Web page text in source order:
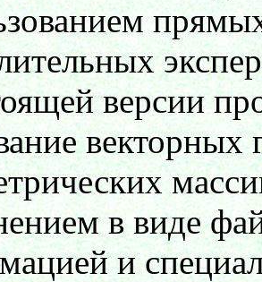
версии
векторных
в виде
и